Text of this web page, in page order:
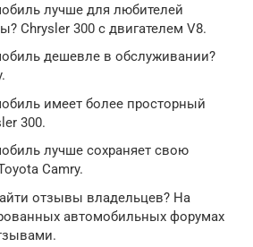
лучше для любителей
Chrysler 300 с двигателем V8.
дешевле в обслуживании?
имеет более просторный
300.
лучше сохраняет свою
Camry.
отзывы владельцев? На
автомобильных форумах